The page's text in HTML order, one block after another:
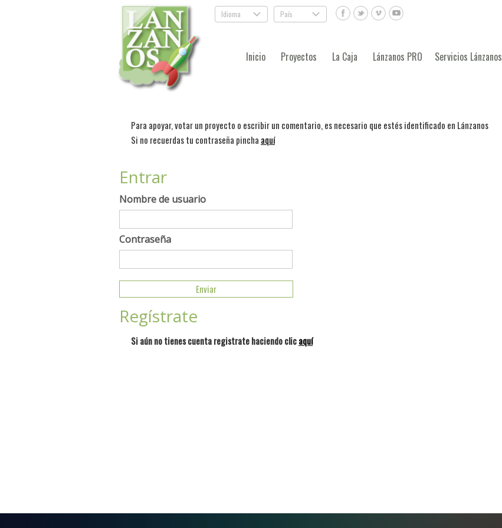
Idioma . País .
Inicio Proyectos La Caja Lánzanos PRO Servicios Lánzanos
Para apoyar, votar un proyecto o escribir un comentario, es necesario que estés identificado en Lánzanos
Si no recuerdas tu contraseña pincha aquí
Entrar
Nombre de usuario
Contraseña
Regístrate
Si aún no tienes cuenta registrate haciendo clicaquí